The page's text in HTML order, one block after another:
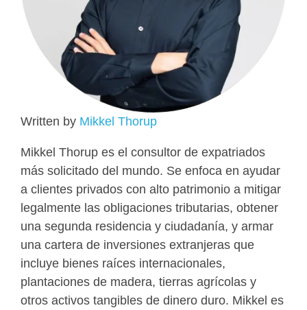
Written by Mikkel Thorup
Mikkel Thorup es el consultor de expatriados
más solicitado del mundo. Se enfoca en ayudar
a clientes privados con alto patrimonio a mitigar
legalmente las obligaciones tributarias, obtener
una segunda residencia y ciudadanía, y armar
una cartera de inversiones extranjeras que
incluye bienes raíces internacionales,
plantaciones de madera, tierras agrícolas y
otros activos tangibles de dinero duro. Mikkel es